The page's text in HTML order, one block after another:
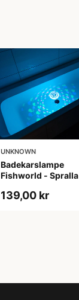
UNKNOWN
Badekarslampe
Fishworld - Spralla
139,00 kr